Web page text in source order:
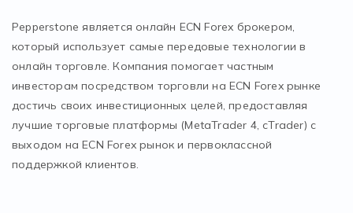
Pepperstone является онлайн ECN Forex брокером,
который использует самые передовые технологии в
онлайн торговле. Компания помогает частным
инвесторам посредством торговли на ECN Forex рынке
достичь своих инвестиционных целей, предоставляя
лучшие торговые платформы (MetaTrader 4, cTrader) с
выходом на ECN Forex рынок и первоклассной
поддержкой клиентов.